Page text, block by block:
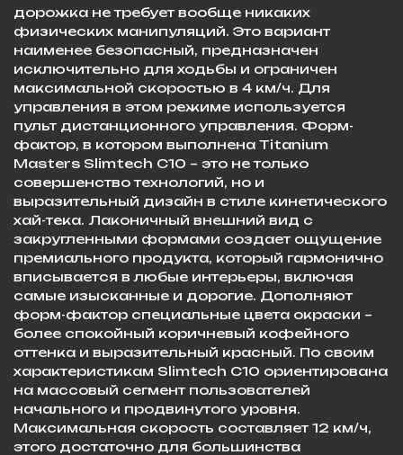
дорожка не требует вообще никаких
физических манипуляций. Это вариант
наименее безопасный, предназначен
исключительно для ходьбы и ограничен
максимальной скоростью в 4 км/ч. Для
управления в этом режиме используется
пульт дистанционного управления. Форм-
фактор, в котором выполнена Titanium
Masters Slimtech C10 – это не только
совершенство технологий, но и
выразительный дизайн в стиле кинетического
хай-тека. Лаконичный внешний вид с
закругленными формами создает ощущение
премиального продукта, который гармонично
вписывается в любые интерьеры, включая
самые изысканные и дорогие. Дополняют
форм-фактор специальные цвета окраски –
более спокойный коричневый кофейного
оттенка и выразительный красный. По своим
характеристикам Slimtech C10 ориентирована
на массовый сегмент пользователей
начального и продвинутого уровня.
Максимальная скорость составляет 12 км/ч,
этого достаточно для большинства